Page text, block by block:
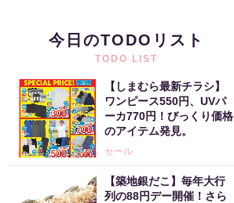
今日のTODOリスト
TODO LIST
【しまむら最新チラシ】
ワンピース550円、UVパ
ーカ770円！びっくり価格
のアイテム発見。
セール
【築地銀だこ】毎年大行
列の88円デー開催！さら